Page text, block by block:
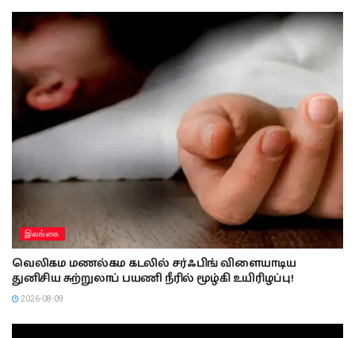
இலங்கை
வெலிகம மணல்கம கடலில் சர்ஃபிங் விளையாடிய
துனிசிய சுற்றுலாப் பயணி நீரில் மூழ்கி உயிரிழப்பு!
2026-08-09